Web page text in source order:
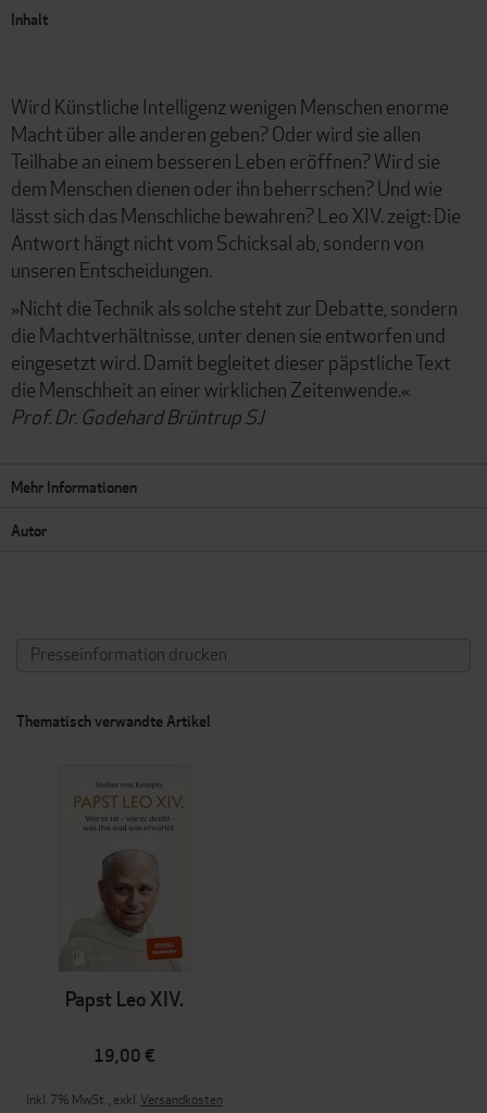
Inhalt
Wird Künstliche Intelligenz wenigen Menschen enorme
Macht über alle anderen geben? Oder wird sie allen
Teilhabe an einem besseren Leben eröffnen? Wird sie
dem Menschen dienen oder ihn beherrschen? Und wie
lässt sich das Menschliche bewahren? Leo XIV. zeigt: Die
Antwort hängt nicht vom Schicksal ab, sondern von
unseren Entscheidungen.
»Nicht die Technik als solche steht zur Debatte, sondern
die Machtverhältnisse, unter denen sie entworfen und
eingesetzt wird. Damit begleitet dieser päpstliche Text
die Menschheit an einer wirklichen Zeitenwende.«
Prof. Dr. Godehard Brüntrup SJ
Mehr Informationen
Autor
Presseinformation drucken
Thematisch verwandte Artikel
Papst Leo XIV.
19,00 €
Inkl. 7% MwSt.,exkl.Versandkosten